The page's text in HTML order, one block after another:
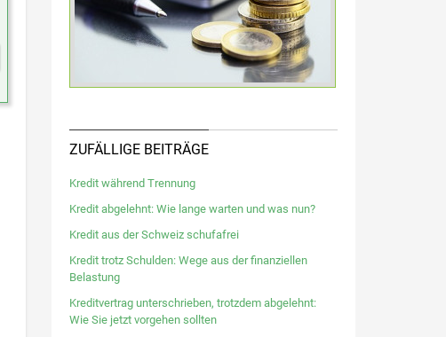
ZUFÄLLIGE BEITRÄGE
Kredit während Trennung
Kredit abgelehnt: Wie lange warten und was nun?
Kredit aus der Schweiz schufafrei
Kredit trotz Schulden: Wege aus der finanziellen
Belastung
Kreditvertrag unterschrieben, trotzdem abgelehnt:
Wie Sie jetzt vorgehen sollten